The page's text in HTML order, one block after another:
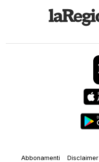
Abbonamenti Disclaimer